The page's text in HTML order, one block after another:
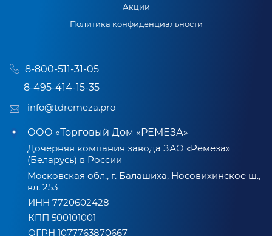
Акции
Политика конфиденциальности
8-800-511-31-05
8-495-414-15-35
info@tdremeza.pro
ООО «Торговый Дом «РЕМЕЗА»
Дочерняя компания завода ЗАО «Ремеза»
(Беларусь) в России
Московская обл., г. Балашиха, Носовихинское ш.,
вл. 253
ИНН 7720602428
КПП 500101001
ОГРН 1077763870667